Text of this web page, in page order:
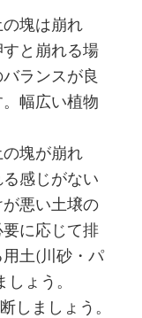
塊は崩れ
と崩れる場
ランスが良
幅広い植物
塊が崩れ
感じがない
悪い土壌の
に応じて排
土(川砂・パ
ょう。
しましょう。